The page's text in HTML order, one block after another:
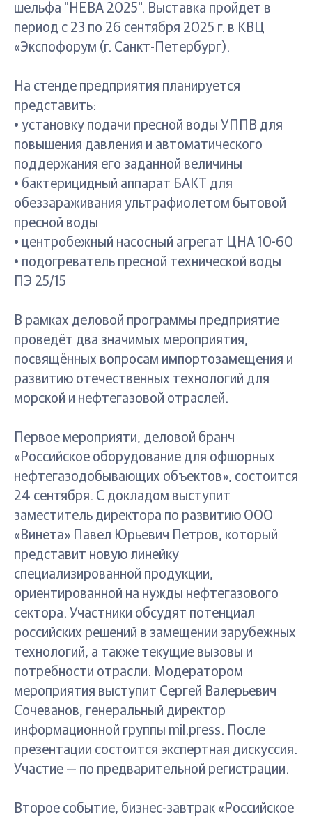
шельфа "НЕВА 2025". Выставка пройдет в
период с 23 по 26 сентября 2025 г. в КВЦ
«Экспофорум (г. Санкт-Петербург).
На стенде предприятия планируется
представить:
• установку подачи пресной воды УППВ для
повышения давления и автоматического
поддержания его заданной величины
• бактерицидный аппарат БАКТ для
обеззараживания ультрафиолетом бытовой
пресной воды
• центробежный насосный агрегат ЦНА 10-60
• подогреватель пресной технической воды
ПЭ 25/15
В рамках деловой программы предприятие
проведёт два значимых мероприятия,
посвящённых вопросам импортозамещения и
развитию отечественных технологий для
морской и нефтегазовой отраслей.
Первое мероприяти, деловой бранч
«Российское оборудование для офшорных
нефтегазодобывающих объектов», состоится
24 сентября. С докладом выступит
заместитель директора по развитию ООО
«Винета» Павел Юрьевич Петров, который
представит новую линейку
специализированной продукции,
ориентированной на нужды нефтегазового
сектора. Участники обсудят потенциал
российских решений в замещении зарубежных
технологий, а также текущие вызовы и
потребности отрасли. Модератором
мероприятия выступит Сергей Валерьевич
Сочеванов, генеральный директор
информационной группы mil.press. После
презентации состоится экспертная дискуссия.
Участие — по предварительной регистрации.
Второе событие, бизнес-завтрак «Российское